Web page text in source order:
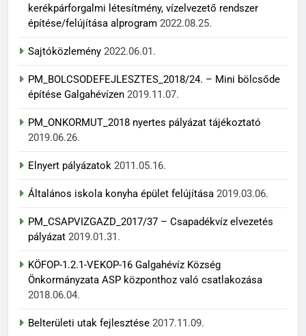
kerékpárforgalmi létesítmény, vízelvezető rendszer
építése/felújítása alprogram 2022.08.25.
Sajtóközlemény 2022.06.01.
PM_BOLCSODEFEJLESZTES_2018/24. – Mini bölcsőde
építése Galgahévízen 2019.11.07.
PM_ONKORMUT_2018 nyertes pályázat tájékoztató
2019.06.26.
Elnyert pályázatok 2011.05.16.
Általános iskola konyha épület felújítása 2019.03.06.
PM_CSAPVIZGAZD_2017/37 – Csapadékvíz elvezetés
pályázat 2019.01.31.
KÖFOP-1.2.1-VEKOP-16 Galgahévíz Község
Önkormányzata ASP központhoz való csatlakozása
2018.06.04.
Belterületi utak fejlesztése 2017.11.09.